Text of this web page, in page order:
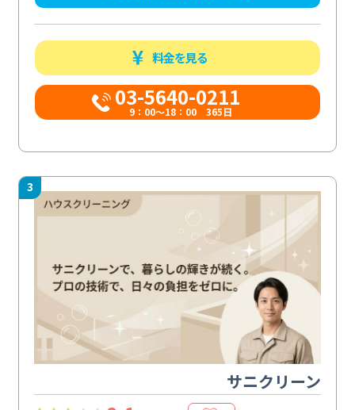
料金を見る
03-5640-0211
9：00～18：00 365日
3
サニクリーン